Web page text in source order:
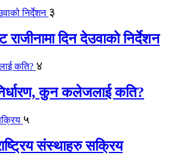
३
दिन देउवाको निर्देशन
४
कुन कलेजलाई कति?
५
संस्थाहरु सक्रिय